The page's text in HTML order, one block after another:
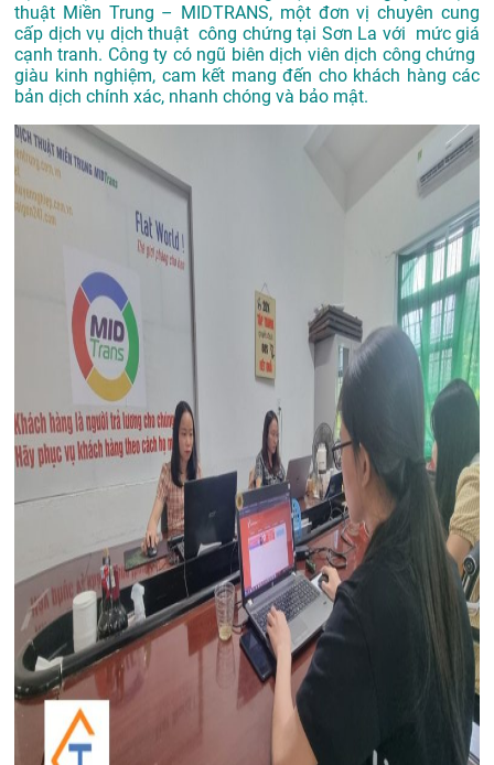
thuật Miền Trung – MIDTRANS, một đơn vị chuyên cung
cấp dịch vụ dịch thuật công chứng tại Sơn La với mức giá
cạnh tranh. Công ty có ngũ biên dịch viên dịch công chứng
giàu kinh nghiệm, cam kết mang đến cho khách hàng các
bản dịch chính xác, nhanh chóng và bảo mật.